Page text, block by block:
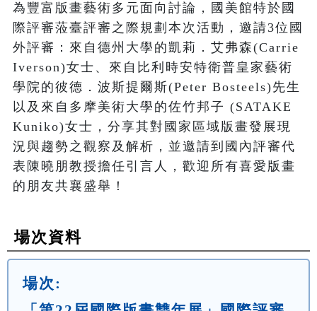
為豐富版畫藝術多元面向討論，國美館特於國
際評審蒞臺評審之際規劃本次活動，邀請3位國
外評審：來自德州大學的凱莉．艾弗森(Carrie
Iverson)女士、來自比利時安特衛普皇家藝術
學院的彼德．波斯提爾斯(Peter Bosteels)先生
以及來自多摩美術大學的佐竹邦子 (SATAKE
Kuniko)女士，分享其對國家區域版畫發展現
況與趨勢之觀察及解析，並邀請到國內評審代
表陳曉朋教授擔任引言人，歡迎所有喜愛版畫
的朋友共襄盛舉！
場次資料
場次: